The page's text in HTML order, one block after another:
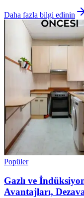
Daha fazla bilgi edinin
Popüler
Gazlı ve
Avantajları,